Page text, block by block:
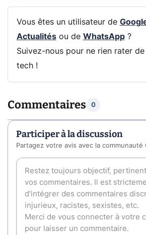
Vous êtes un utilisateur de
Actualitésou de WhatsApp?
Suivez-nous pour ne rien rater
tech !
Commentaires 0
Participer à la discussion
Partagez votre avis avec la communauté